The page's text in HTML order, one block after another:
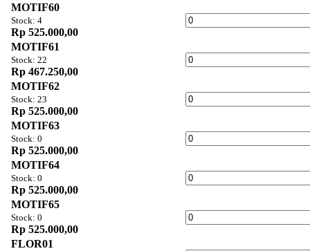
MOTIF60
Stock: 4
Rp 525.000,00
MOTIF61
Stock: 22
Rp 467.250,00
MOTIF62
Stock: 23
Rp 525.000,00
MOTIF63
Stock: 0
Rp 525.000,00
MOTIF64
Stock: 0
Rp 525.000,00
MOTIF65
Stock: 0
Rp 525.000,00
FLOR01